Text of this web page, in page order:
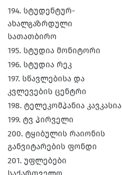
194. სტუდენტურ-
ახალგაზრდული
სათათბირო
195. სტუდია მონიტორი
196. სტუდია რეკ
197. სწავლებისა და
კვლევების ცენტრი
198. ტელეკომპანია კავკასია
199. ტვ პირველი
200. ტყიბულის რაიონის
განვიტარების ფონდი
201. უფლებები